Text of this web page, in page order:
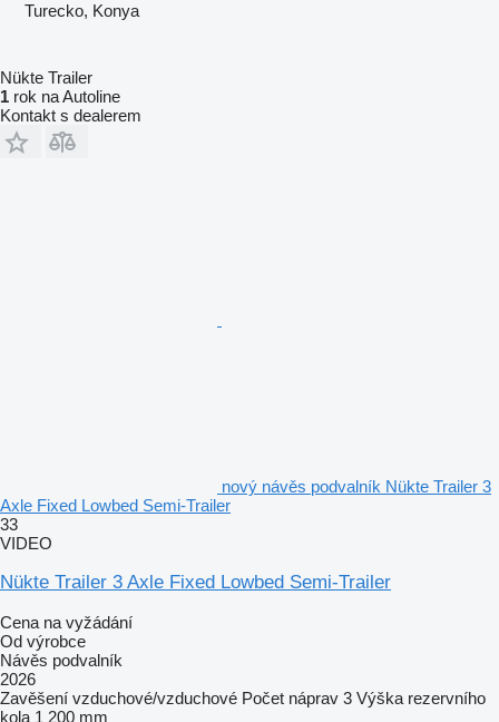
Turecko, Konya
Nükte Trailer
1 rok na Autoline
Kontakt s dealerem
nový návěs podvalník Nükte Trailer 3
Axle Fixed Lowbed Semi-Trailer
33
VIDEO
Nükte Trailer 3 Axle Fixed Lowbed Semi-Trailer
Cena na vyžádání
Od výrobce
Návěs podvalník
2026
Zavěšení vzduchové/vzduchové Počet náprav 3 Výška rezervního
kola 1 200 mm